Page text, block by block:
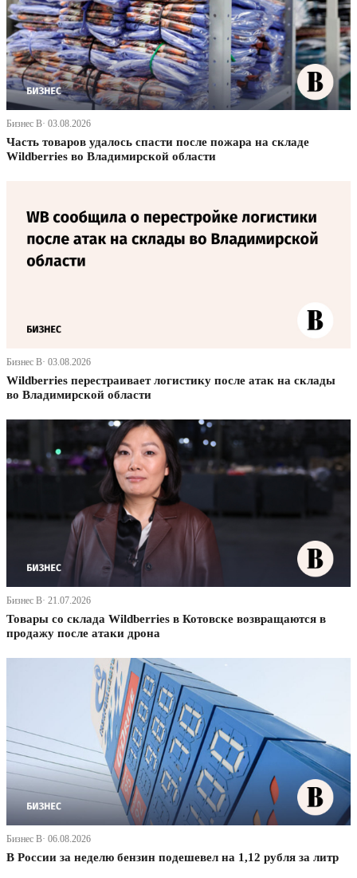
Бизнес В· 03.08.2026
Часть товаров удалось спасти после пожара на складе
Wildberries во Владимирской области
Бизнес В· 03.08.2026
Wildberries перестраивает логистику после атак на склады
во Владимирской области
Бизнес В· 21.07.2026
Товары со склада Wildberries в Котовске возвращаются в
продажу после атаки дрона
Бизнес В· 06.08.2026
В России за неделю бензин подешевел на 1,12 рубля за литр